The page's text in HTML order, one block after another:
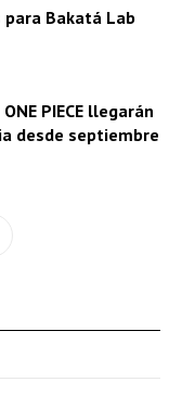
Bakatá Lab
PIECE llegarán
desde septiembre